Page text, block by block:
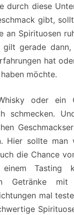
durch diese
gibt,
an Spirituosen
gilt gerade
hat
möchte.
oder ein
schmecken.
Hier sollte man
die Chance
einem Tasting
Getränke
mal